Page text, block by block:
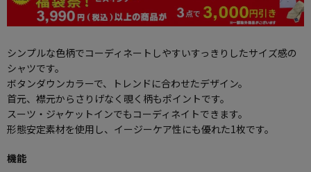
シンプルな色柄でコーディネートしやすいすっきりしたサイズ感の
シャツです。
ボタンダウンカラーで、トレンドに合わせたデザイン。
首元、襟元からさりげなく覗く柄もポイントです。
スーツ・ジャケットインでもコーディネイトできます。
形態安定素材を使用し、イージーケア性にも優れた1枚です。
機能